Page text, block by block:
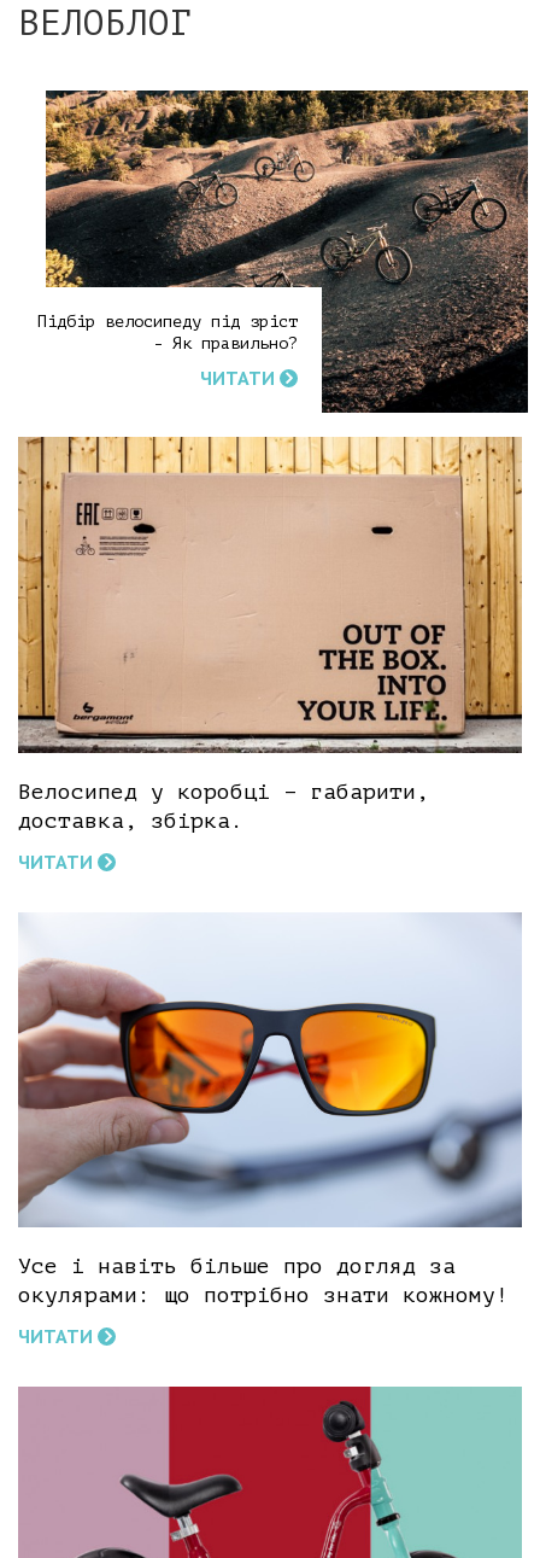
ВЕЛОБЛОГ
Підбір велосипеду під зріст
- Як правильно?
ЧИТАТИ
Велосипед у коробці – габарити,
доставка, збірка.
ЧИТАТИ
Усе і навіть більше про догляд за
окулярами: що потрібно знати кожному!
ЧИТАТИ